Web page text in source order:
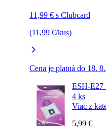
11,99 € s Clubcard
(11,99 €/kus)
Cena je platná do 18.
ESH-E27
4 ks
Viac z
5,99 €